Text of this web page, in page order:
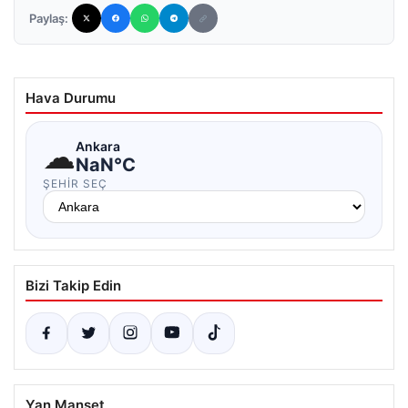
Paylaş:
Hava Durumu
☁Ankara
NaN°C
ŞEHIR SEÇ
Bizi Takip Edin